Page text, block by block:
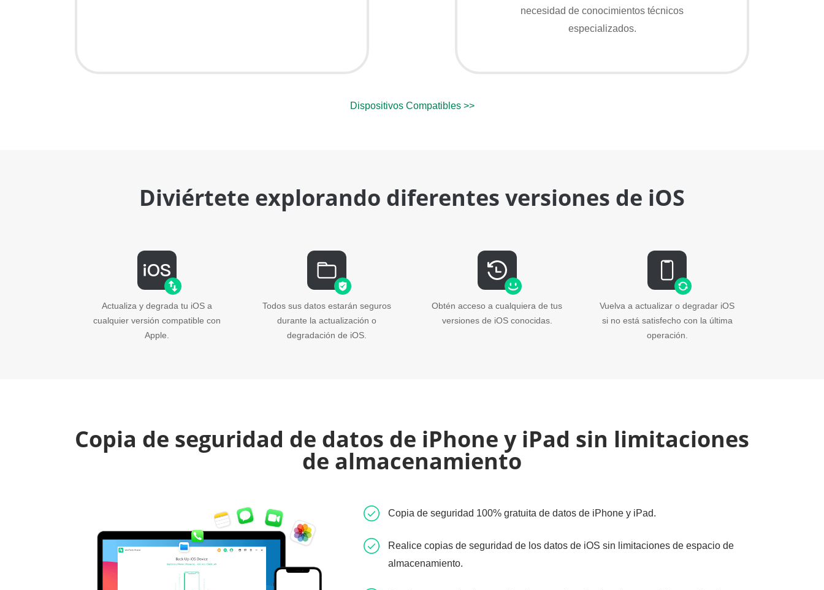
necesidad de conocimientos técnicos
especializados.
Dispositivos Compatibles >>
Diviértete explorando diferentes versiones de iOS
Actualiza y degrada tu iOS a
cualquier versión compatible con
Apple.
Todos sus datos estarán seguros
durante la actualización o
degradación de iOS.
Obtén acceso a cualquiera de tus
versiones de iOS conocidas.
Vuelva a actualizar o degradar iOS
si no está satisfecho con la última
operación.
Copia de seguridad de datos de iPhone y iPad sin limitaciones
de almacenamiento
Copia de seguridad 100% gratuita de datos de iPhone y iPad.
Realice copias de seguridad de los datos de iOS sin limitaciones de espacio de
almacenamiento.